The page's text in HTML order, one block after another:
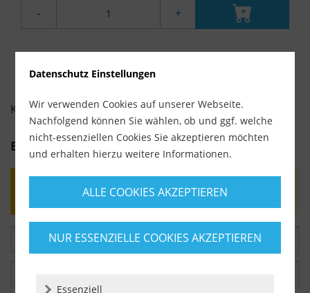
- +
KUNDENBEWERTUNGEN FÜR
Bewertung schreiben
freigeschaltet.
Datenschutz Einstellungen
Wir verwenden Cookies auf unserer Webseite.
Nachfolgend können Sie wählen, ob und ggf. welche
nicht-essenziellen Cookies Sie akzeptieren möchten
und erhalten hierzu weitere Informationen.
ALLE COOKIES AKZEPTIEREN
NUR ESSENZIELLE COOKIES AKZEPTIEREN
Essenziell